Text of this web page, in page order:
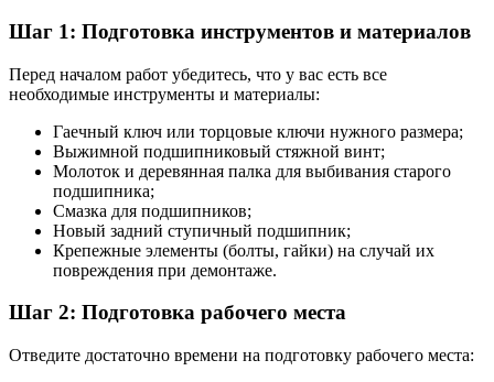
Шаг 1: Подготовка инструментов и материалов
Перед началом работ убедитесь, что у вас есть все
необходимые инструменты и материалы:
Гаечный ключ или торцовые ключи нужного размера;
Выжимной подшипниковый стяжной винт;
Молоток и деревянная палка для выбивания старого
подшипника;
Смазка для подшипников;
Новый задний ступичный подшипник;
Крепежные элементы (болты, гайки) на случай их
повреждения при демонтаже.
Шаг 2: Подготовка рабочего места
Отведите достаточно времени на подготовку рабочего места: